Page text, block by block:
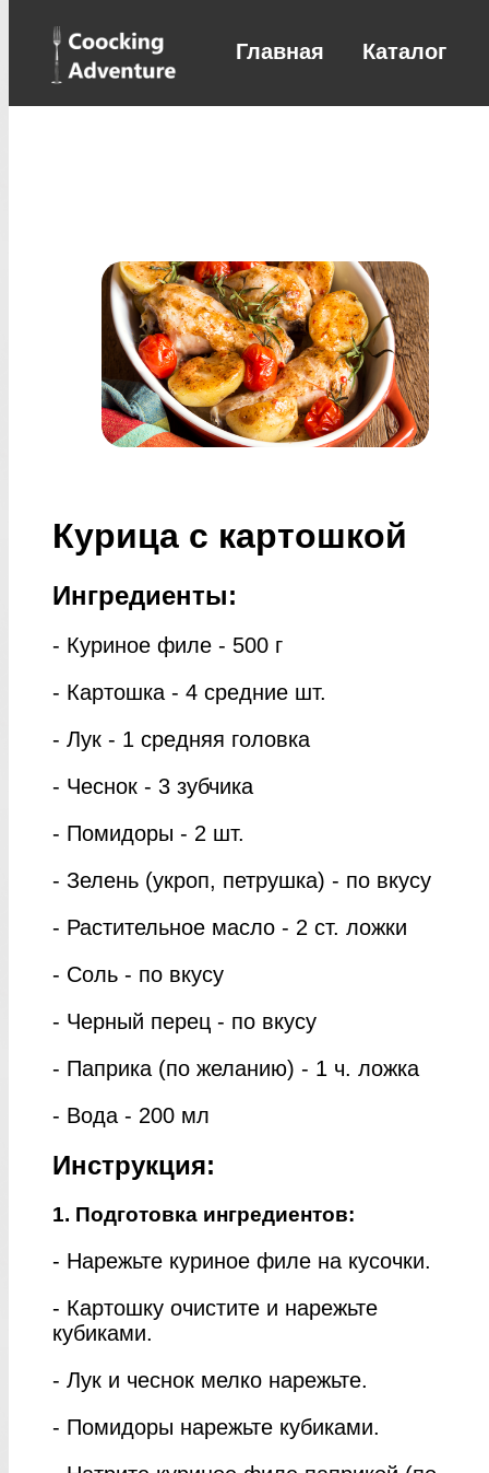
Главная Каталог
Курица с картошкой
Ингредиенты:
- Куриное филе - 500 г
- Картошка - 4 средние шт.
- Лук - 1 средняя головка
- Чеснок - 3 зубчика
- Помидоры - 2 шт.
- Зелень (укроп, петрушка) - по вкусу
- Растительное масло - 2 ст. ложки
- Соль - по вкусу
- Черный перец - по вкусу
- Паприка (по желанию) - 1 ч. ложка
- Вода - 200 мл
Инструкция:
1. Подготовка ингредиентов:
- Нарежьте куриное филе на кусочки.
- Картошку очистите и нарежьте
кубиками.
- Лук и чеснок мелко нарежьте.
- Помидоры нарежьте кубиками.